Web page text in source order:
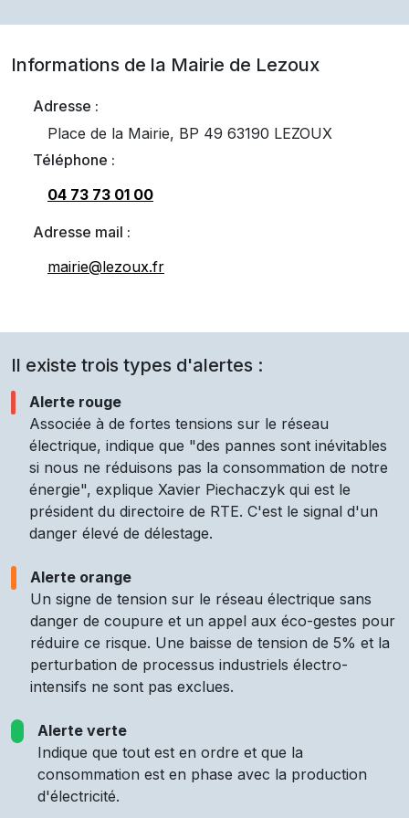
Informations de la Mairie de Lezoux
Adresse :
Place de la Mairie, BP 49 63190 LEZOUX
Téléphone :
04 73 73 01 00
Adresse mail :
mairie@lezoux.fr
Il existe trois types d'alertes :
Alerte rouge
Associée à de fortes tensions sur le réseau
électrique, indique que "des pannes sont inévitables
si nous ne réduisons pas la consommation de notre
énergie", explique Xavier Piechaczyk qui est le
président du directoire de RTE. C'est le signal d'un
danger élevé de délestage.
Alerte orange
Un signe de tension sur le réseau électrique sans
danger de coupure et un appel aux éco-gestes pour
réduire ce risque. Une baisse de tension de 5% et la
perturbation de processus industriels électro-
intensifs ne sont pas exclues.
Alerte verte
Indique que tout est en ordre et que la
consommation est en phase avec la production
d'électricité.